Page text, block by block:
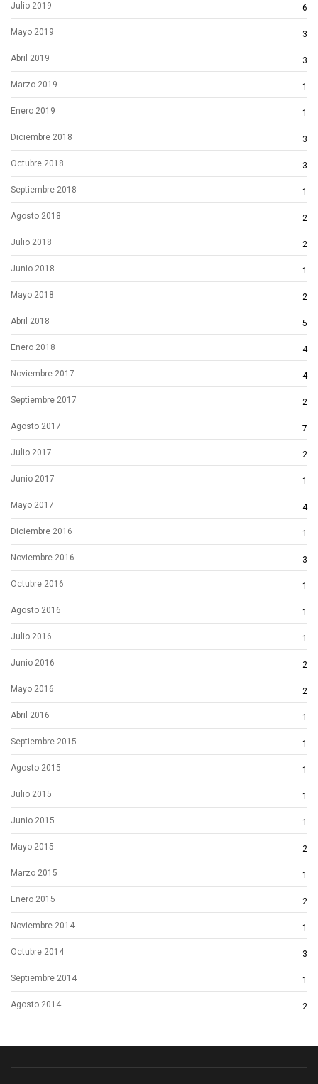
Julio 2019 6
Mayo 2019 3
Abril 2019 3
Marzo 2019 1
Enero 2019 1
Diciembre 2018 3
Octubre 2018 3
Septiembre 2018 1
Agosto 2018 2
Julio 2018 2
Junio 2018 1
Mayo 2018 2
Abril 2018 5
Enero 2018 4
Noviembre 2017 4
Septiembre 2017 2
Agosto 2017 7
Julio 2017 2
Junio 2017 1
Mayo 2017 4
Diciembre 2016 1
Noviembre 2016 3
Octubre 2016 1
Agosto 2016 1
Julio 2016 1
Junio 2016 2
Mayo 2016 2
Abril 2016 1
Septiembre 2015 1
Agosto 2015 1
Julio 2015 1
Junio 2015 1
Mayo 2015 2
Marzo 2015 1
Enero 2015 2
Noviembre 2014 1
Octubre 2014 3
Septiembre 2014 1
Agosto 2014 2